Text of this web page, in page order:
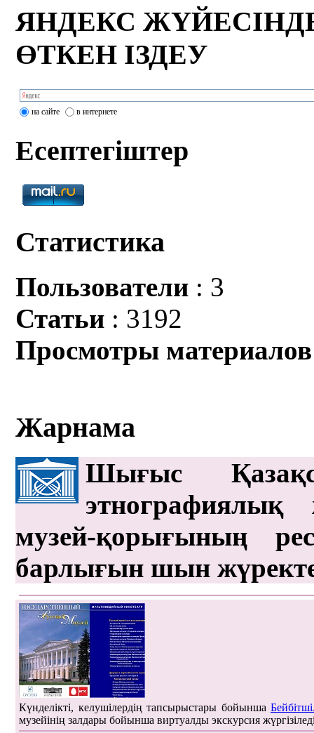
ЯНДЕКС
ӨТКЕН ІЗДЕУ
на сайте в интернете
Есептегіштер
Статистика
Пользователи : 3
Статьи : 3192
Просмотры материалов
Жарнама
Шығыс
этнографиялық
музей-қорығының
барлығын шын
Күнделікті, келушілердің тапсырыстары бойынша
музейінің залдары бойынша виртуалды экскурсия